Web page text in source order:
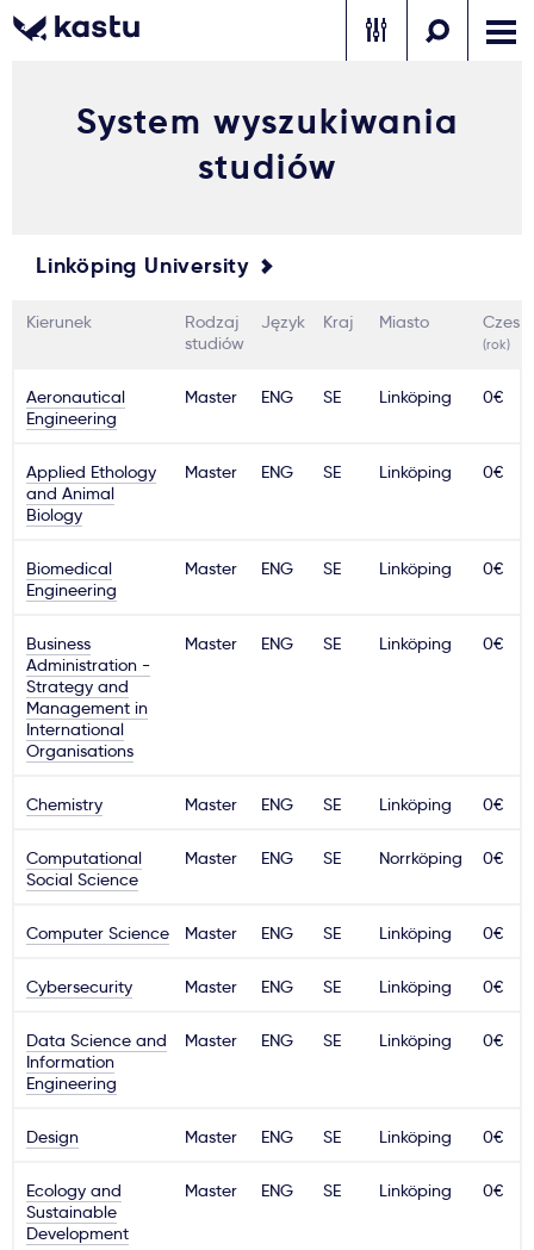
1
Powiadomienia
Formularz aplikacyjny
Zadzwoń Bezpłatne konsultacje Kontakt
Gdzie studiować?
Jak aplikować?
Ważne
Usługi
Dlaczego Kastu?
System wyszukiwania
studiów
Linköping University
Kierunek
Rodzaj
studiów
Język Kraj Miasto
(rok)
Aeronautical
Engineering
Master ENG SE Linköping 0€
Applied Ethology
and Animal
Biology
Master ENG SE Linköping 0€
Biomedical
Engineering
Master ENG SE Linköping 0€
Business
Administration -
Strategy and
Management in
International
Organisations
Master ENG SE Linköping 0€
Chemistry Master ENG SE Linköping 0€
Computational
Social Science
Master ENG SE Norrköping 0€
Computer Science Master ENG SE Linköping 0€
Cybersecurity Master ENG SE Linköping 0€
Data Science and
Information
Engineering
Master ENG SE Linköping 0€
Design Master ENG SE Linköping 0€
Ecology and
Sustainable
Development
Master ENG SE Linköping 0€